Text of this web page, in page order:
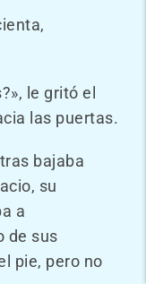
le gritó el
las puertas.
bajaba
su
a
de sus
pie, pero no